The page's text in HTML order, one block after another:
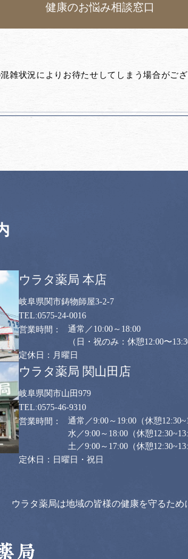
健康のお悩み相談窓口
雑状況によりお待たせしてしまう場合がご
ウラタ薬局 本店
岐阜県関市鋳物師屋3-2-7
0575-24-0016
通常／10:00～18:00
（日・祝のみ：休憩12:00〜
月曜日
ウラタ薬局 関山田店
岐阜県関市山田979
0575-46-9310
通常／9:00～19:00 （休憩
水／9:00～18:00 （休憩
土／9:00～17:00 （休憩
日曜日・祝日
ウラタ薬局は地域の皆様の健康を守るた